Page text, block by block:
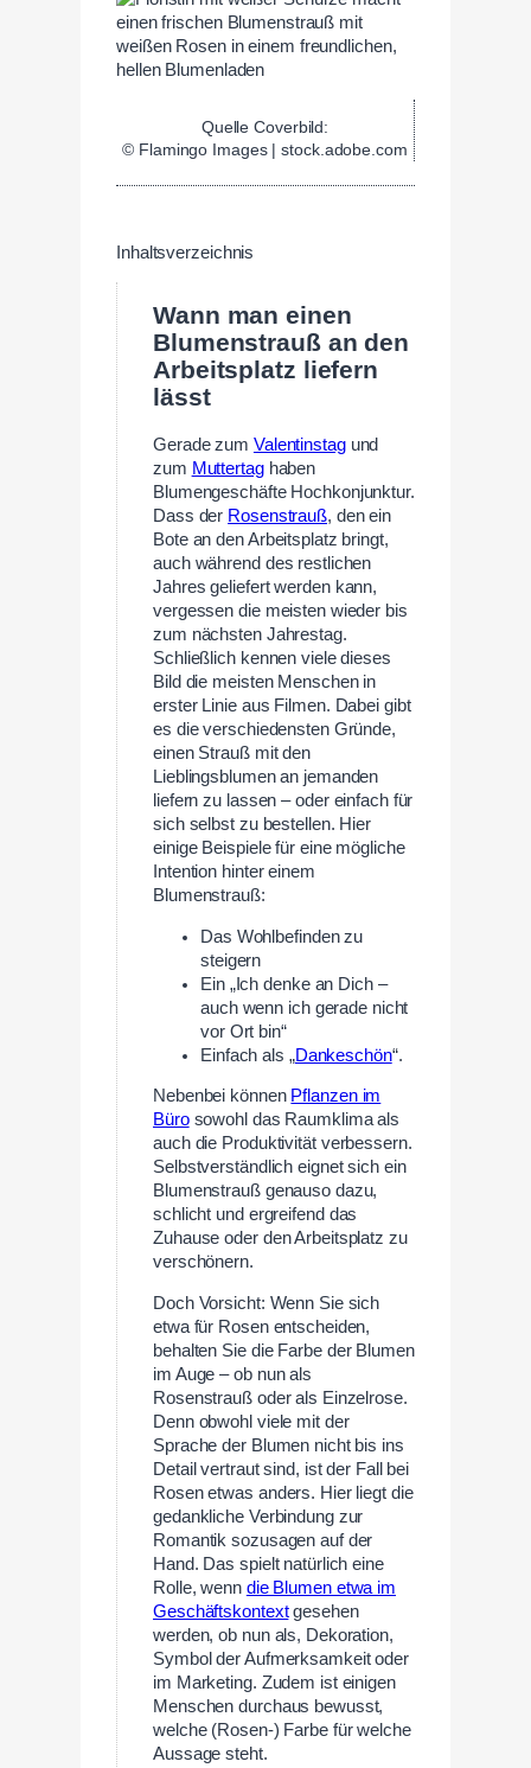
Quelle Coverbild:
© Flamingo Images | stock.adobe.com
Inhaltsverzeichnis
Wann man einen
Blumenstrauß an den
Arbeitsplatz liefern
lässt
Gerade zum Valentinstagund
zum Muttertaghaben
Blumengeschäfte Hochkonjunktur.
Dass der Rosenstrauß, den ein
Bote an den Arbeitsplatz bringt,
auch während des restlichen
Jahres geliefert werden kann,
vergessen die meisten wieder bis
zum nächsten Jahrestag.
Schließlich kennen viele dieses
Bild die meisten Menschen in
erster Linie aus Filmen. Dabei gibt
es die verschiedensten Gründe,
einen Strauß mit den
Lieblingsblumen an jemanden
liefern zu lassen – oder einfach für
sich selbst zu bestellen. Hier
einige Beispiele für eine mögliche
Intention hinter einem
Blumenstrauß:
Das Wohlbefinden zu
steigern
Ein „Ich denke an Dich –
auch wenn ich gerade nicht
vor Ort bin“
Einfach als „Dankeschön“.
Nebenbei können Pflanzen im
Bürosowohl das Raumklima als
auch die Produktivität verbessern.
Selbstverständlich eignet sich ein
Blumenstrauß genauso dazu,
schlicht und ergreifend das
Zuhause oder den Arbeitsplatz zu
verschönern.
Doch Vorsicht: Wenn Sie sich
etwa für Rosen entscheiden,
behalten Sie die Farbe der Blumen
im Auge – ob nun als
Rosenstrauß oder als Einzelrose.
Denn obwohl viele mit der
Sprache der Blumen nicht bis ins
Detail vertraut sind, ist der Fall bei
Rosen etwas anders. Hier liegt die
gedankliche Verbindung zur
Romantik sozusagen auf der
Hand. Das spielt natürlich eine
Rolle, wenn die Blumen etwa im
Geschäftskontextgesehen
werden, ob nun als, Dekoration,
Symbol der Aufmerksamkeit oder
im Marketing. Zudem ist einigen
Menschen durchaus bewusst,
welche (Rosen-) Farbe für welche
Aussage steht.